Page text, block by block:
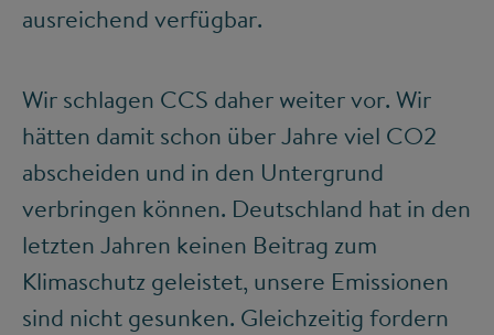
ausreichend verfügbar.
Wir schlagen CCS daher weiter vor. Wir
hätten damit schon über Jahre viel CO2
abscheiden und in den Untergrund
verbringen können. Deutschland hat in den
letzten Jahren keinen Beitrag zum
Klimaschutz geleistet, unsere Emissionen
sind nicht gesunken. Gleichzeitig fordern